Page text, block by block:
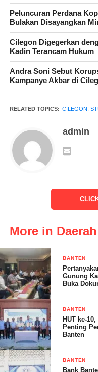
dapur umum untuk
peningkatan lagi” tutur
Eha menambahkan
karena faktor pola asuh
anak sangat mempengaruhi
oleh kami asupan gizi nya,
Seorang ibu hadir dalam
anaknya bernama Ujang Al
Peluncuran Perdana
Bulakan Disayangkan
Cilegon Digegerkan
Kadin Terancam Hukum
Andra Soni Sebut
Kampanye Akbar di
RELATED TOPICS: CILEGON
admin
More in Daerah
BANTEN
Gunung
Buka
BANTEN
HUT ke-
Penting
Banten
BANTEN
Bank